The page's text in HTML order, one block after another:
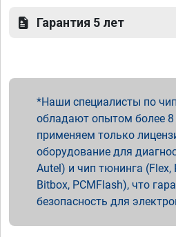
Гарантия 5 лет
Наши специалисты по
обладают опытом более
применяем только
оборудование для
Autel) и чип тюнинга (Flex,
Bitbox, PCMFlash), что
безопасность для